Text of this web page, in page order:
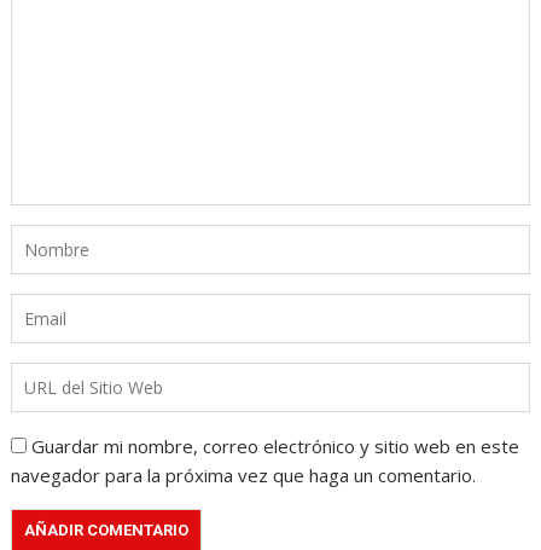
Guardar mi nombre, correo electrónico y sitio web en este
navegador para la próxima vez que haga un comentario.